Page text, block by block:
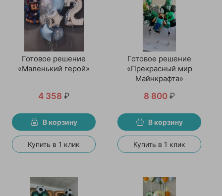
Готовое решение
«Маленький герой»
4 358 ₽
В корзину
Купить в 1 клик
Готовое решение
«Прекрасный мир
Майнкрафта»
8 800 ₽
В корзину
Купить в 1 клик